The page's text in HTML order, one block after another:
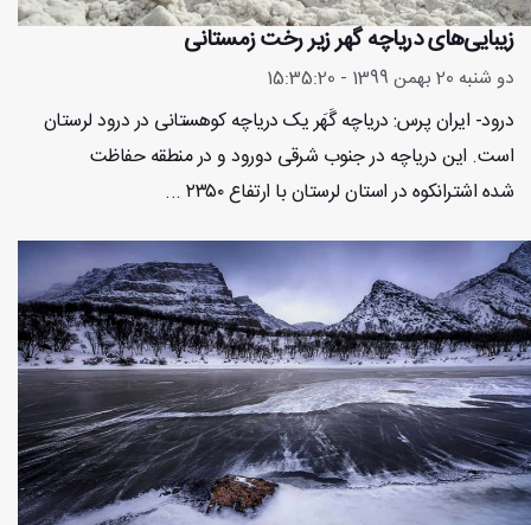
زیبایی‌های دریاچه گهر زیر رخت زمستانی
دو شنبه 20 بهمن 1399 - 15:35:20
درود- ایران پرس: دریاچه گَهَر یک دریاچه کوهستانی در درود لرستان
است. این دریاچه در جنوب شرقی دورود و در منطقه حفاظت
شده اشترانکوه در استان لرستان با ارتفاع ۲۳۵۰ ...